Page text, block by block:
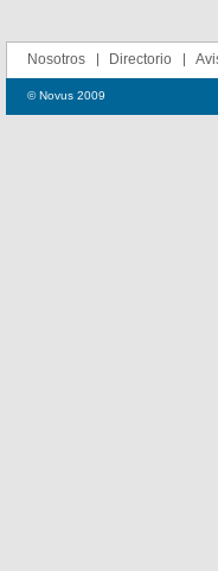
Nosotros Directorio
© Novus 2009